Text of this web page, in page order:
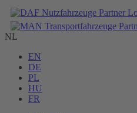
NL
EN
DE
PL
HU
FR